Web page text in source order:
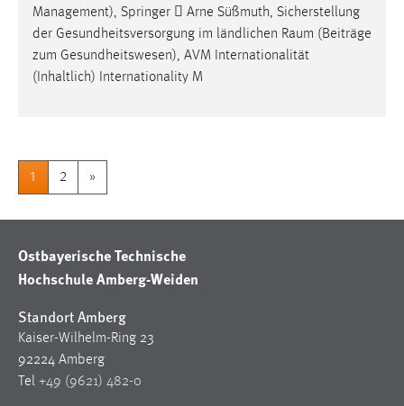
Management), Springer  Arne Süßmuth, Sicherstellung
der Gesundheitsversorgung im ländlichen Raum (Beiträge
zum Gesundheitswesen), AVM Internationalität
(Inhaltlich) Internationality M
1 2 »
Ostbayerische Technische
Hochschule Amberg-Weiden
Standort Amberg
Kaiser-Wilhelm-Ring 23
92224 Amberg
Tel +49 (9621) 482-0